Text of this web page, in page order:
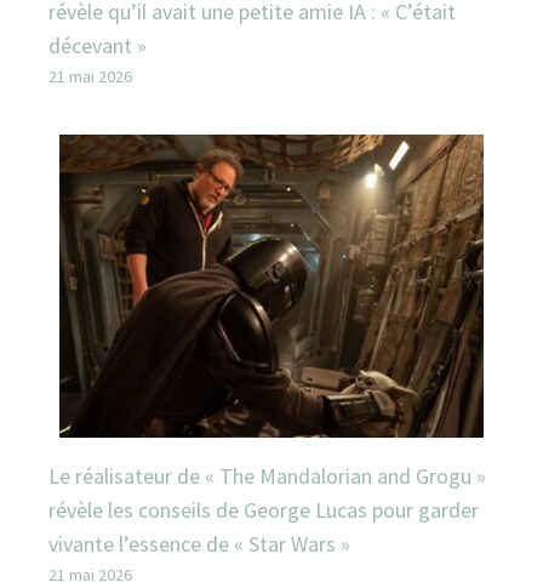
révèle qu’il avait une petite amie IA : « C’était
décevant »
21 mai 2026
Le réalisateur de « The Mandalorian and Grogu »
révèle les conseils de George Lucas pour garder
vivante l’essence de « Star Wars »
21 mai 2026